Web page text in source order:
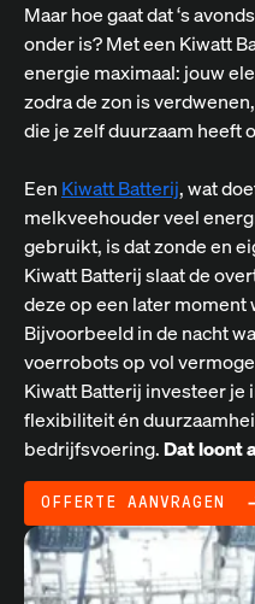
Maar hoe gaat dat ‘s
onder is? Met een Kiwatt
energie maximaal: jouw
zodra de zon is
die je zelf duurzaam heeft
Een Kiwatt Batterij, wat
melkveehouder veel
gebruikt, is dat zonde en
Kiwatt Batterij slaat de
deze op een later
Bijvoorbeeld in de nacht
voerrobots op vol
Kiwatt Batterij investeer je
flexibiliteit én
bedrijfsvoering. Dat loont
OFFERTE AANVRAGEN